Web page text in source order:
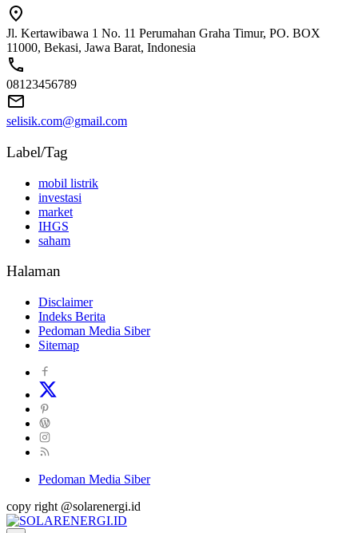
Jl. Kertawibawa 1 No. 11 Perumahan Graha Timur, PO. BOX
11000, Bekasi, Jawa Barat, Indonesia
08123456789
selisik.com@gmail.com
Label/Tag
mobil listrik
investasi
market
IHGS
saham
Halaman
Disclaimer
Indeks Berita
Pedoman Media Siber
Sitemap
Pedoman Media Siber
copy right @solarenergi.id